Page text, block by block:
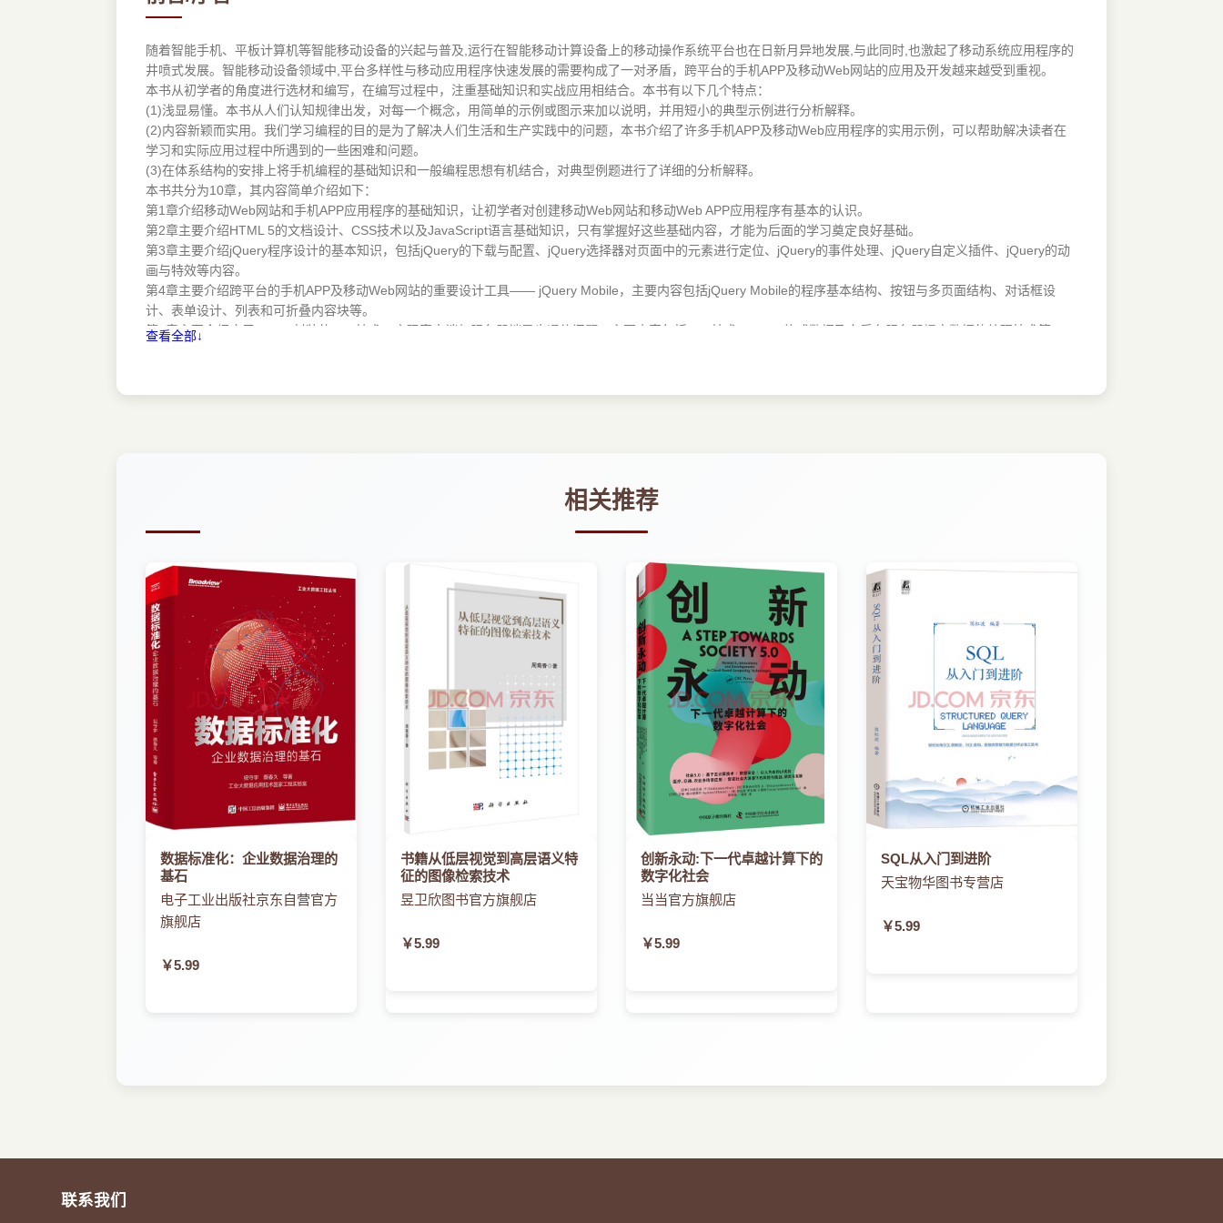
22 CSS技术简介
222 CSS的选择器
23 JavaScript语言基础
231 JavaScript语法简介
232 JavaScript系统内置函数
233 JavaScript自定义函数
234 JavaScript事件
235 JavaScript操作HTML DOM对象
习题
第3章jQuery设计基础
31 jQuery概述
311 jQuery简介
312 jQuery代码的编写
334 jQuery的表单选择器
34 jQuery事件处理
341 事件与事件处理
342 jQuery的鼠标事件
343 $each()方法的循环遍历算法
35 jQuery自定义插件
351 jQuery自定义插件规范
352 封装jQuery对象级的插件
353 定义类级别插件
354 使用jQuery UI插件
36 jQuery动画与特效
362 jQuery实现加入购物车飞入动画效果
习题
421 页面中的按钮
随着智能手机、平板计算机等智能移动设备的兴起与普及,运行在智能移动计算设备上的移动操作系统平台也在日新月异地发展,与此同时,也激起了移动系统应用程序的
井喷式发展。智能移动设备领域中,平台多样性与移动应用程序快速发展的需要构成了一对矛盾，跨平台的手机APP及移动Web网站的应用及开发越来越受到重视。
本书从初学者的角度进行选材和编写，在编写过程中，注重基础知识和实战应用相结合。本书有以下几个特点：
(1)浅显易懂。本书从人们认知规律出发，对每一个概念，用简单的示例或图示来加以说明，并用短小的典型示例进行分析解释。
(2)内容新颖而实用。我们学习编程的目的是为了解决人们生活和生产实践中的问题，本书介绍了许多手机APP及移动Web应用程序的实用示例，可以帮助解决读者在
学习和实际应用过程中所遇到的一些困难和问题。
(3)在体系结构的安排上将手机编程的基础知识和一般编程思想有机结合，对典型例题进行了详细的分析解释。
本书共分为10章，其内容简单介绍如下：
第1章介绍移动Web网站和手机APP应用程序的基础知识，让初学者对创建移动Web网站和移动Web APP应用程序有基本的认识。
第2章主要介绍HTML 5的文档设计、CSS技术以及JavaScript语言基础知识，只有掌握好这些基础内容，才能为后面的学习奠定良好基础。
第3章主要介绍jQuery程序设计的基本知识，包括jQuery的下载与配置、jQuery选择器对页面中的元素进行定位、jQuery的事件处理、jQuery自定义插件、jQuery的动
画与特效等内容。
第4章主要介绍跨平台的手机APP及移动Web网站的重要设计工具—— jQuery Mobile，主要内容包括jQuery Mobile的程序基本结构、按钮与多页面结构、对话框设
计、表单设计、列表和可折叠内容块等。
第5章主要介绍应用jQuery封装的Ajax技术，实现客户端与服务器端异步通信问题，主要内容包括Ajax技术、JSON格式数据及向后台服务器提交数据的处理技术等。
第9章主要介绍应用百度地图API设计地图展现、搜索、定位、路线规划等应用程序设计的方法。
第10章详细介绍瀑布流的设计思路和设计方法。
移动网站开发的初学者。
笔者的联系方式如下：
E_mail：zsm112233@163com；作者空间：http://1140793510qzoneqqcom/2。
本书例题源程序可以在中国铁道出版社网站(http://wwwtdpresscom/51eds/)或作者网站空间(http://1140793510qzoneqqcom/2)下载。作者的网站还提供了相关
资料下载、习题解答及电子课件，以帮助读者学习。
编者2017年4月
查看全部↓
相关推荐
数据标准化：企业数据治理的
基石
电子工业出版社京东自营官方
旗舰店
￥5.99
书籍从低层视觉到高层语义特
征的图像检索技术
昱卫欣图书官方旗舰店
￥5.99
创新永动:下一代卓越计算下的
数字化社会
当当官方旗舰店
￥5.99
SQL从入门到进阶
天宝物华图书专营店
￥5.99
联系我们